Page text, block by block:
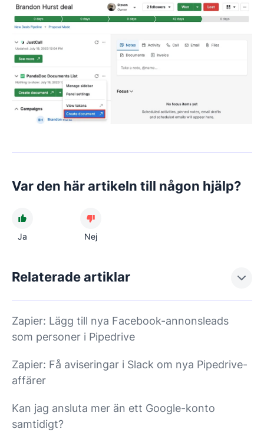
Var den här artikeln till någon hjälp?
Ja Nej
Relaterade artiklar
Zapier: Lägg till nya Facebook-annonsleads
som personer i Pipedrive
Zapier: Få aviseringar i Slack om nya Pipedrive-
affärer
Kan jag ansluta mer än ett Google-konto
samtidigt?